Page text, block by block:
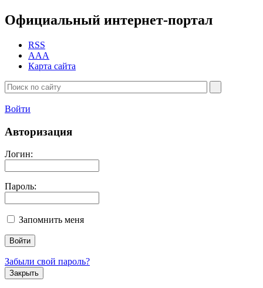
Официальный интернет-портал
RSS
AAA
Карта сайта
Войти
Авторизация
Логин:
Пароль:
Запомнить меня
Забыли свой пароль?
Закрыть